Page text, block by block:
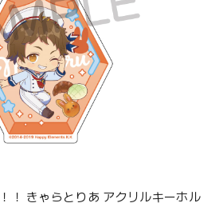
！ きゃらとりあ アクリルキーホル